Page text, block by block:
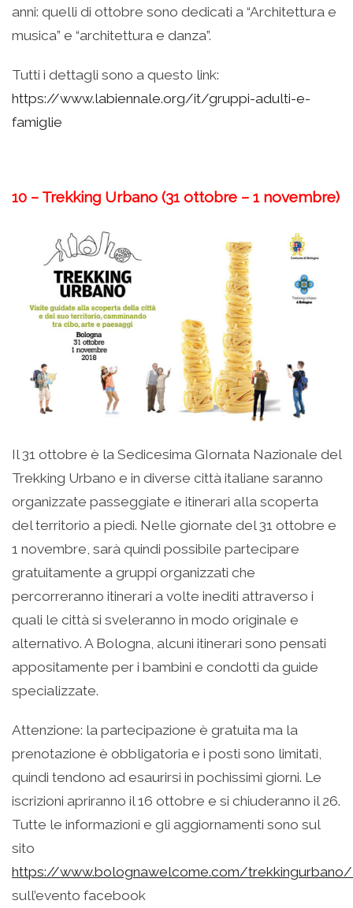
anni: quelli di ottobre sono dedicati a “Architettura e
musica” e “architettura e danza”.
Tutti i dettagli sono a questo link:
https://www.labiennale.org/it/gruppi-adulti-e-
famiglie
10 – Trekking Urbano (31 ottobre – 1 novembre)
Il 31 ottobre è la Sedicesima GIornata Nazionale del
Trekking Urbano e in diverse città italiane saranno
organizzate passeggiate e itinerari alla scoperta
del territorio a piedi. Nelle giornate del 31 ottobre e
1 novembre, sarà quindi possibile partecipare
gratuitamente a gruppi organizzati che
percorreranno itinerari a volte inediti attraverso i
quali le città si sveleranno in modo originale e
alternativo. A Bologna, alcuni itinerari sono pensati
appositamente per i bambini e condotti da guide
specializzate.
Attenzione: la partecipazione è gratuita ma la
prenotazione è obbligatoria e i posti sono limitati,
quindi tendono ad esaurirsi in pochissimi giorni. Le
iscrizioni apriranno il 16 ottobre e si chiuderanno il 26.
Tutte le informazioni e gli aggiornamenti sono sul
sito
https://www.bolognawelcome.com/
sull’evento facebook